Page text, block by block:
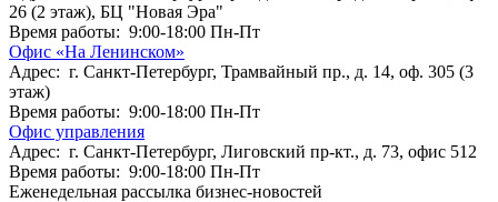
26 (2 этаж), БЦ "Новая Эра"
Время работы: 9:00-18:00 Пн-Пт
Офис «На Ленинском»
Адрес: г. Санкт-Петербург, Трамвайный пр., д. 14, оф. 305 (3
этаж)
Время работы: 9:00-18:00 Пн-Пт
Офис управления
Адрес: г. Санкт-Петербург, Лиговский пр-кт., д. 73, офис 512
Время работы: 9:00-18:00 Пн-Пт
Еженедельная рассылка бизнес-новостей